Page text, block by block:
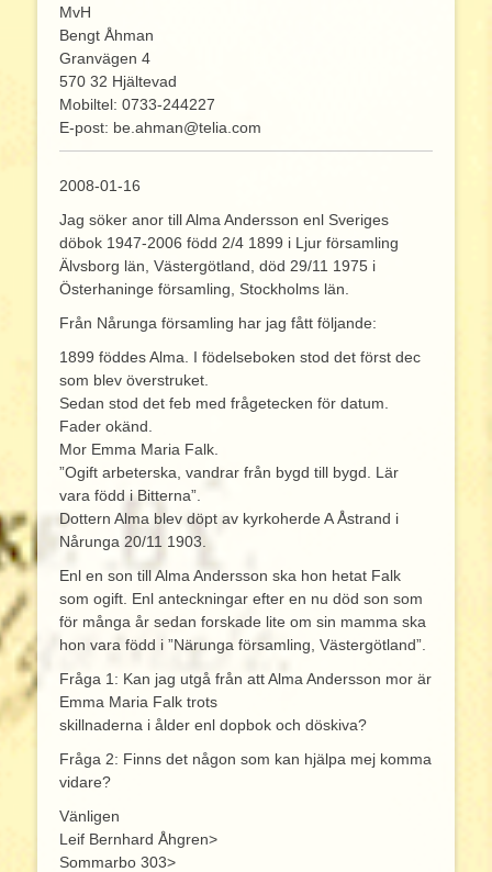
MvH
Bengt Åhman
Granvägen 4
570 32 Hjältevad
Mobiltel: 0733-244227
E-post: be.ahman@telia.com
2008-01-16
Jag söker anor till Alma Andersson enl Sveriges
döbok 1947-2006 född 2/4 1899 i Ljur församling
Älvsborg län, Västergötland, död 29/11 1975 i
Österhaninge församling, Stockholms län.
Från Nårunga församling har jag fått följande:
1899 föddes Alma. I födelseboken stod det först dec
som blev överstruket.
Sedan stod det feb med frågetecken för datum.
Fader okänd.
Mor Emma Maria Falk.
”Ogift arbeterska, vandrar från bygd till bygd. Lär
vara född i Bitterna”.
Dottern Alma blev döpt av kyrkoherde A Åstrand i
Nårunga 20/11 1903.
Enl en son till Alma Andersson ska hon hetat Falk
som ogift. Enl anteckningar efter en nu död son som
för många år sedan forskade lite om sin mamma ska
hon vara född i ”Närunga församling, Västergötland”.
Fråga 1: Kan jag utgå från att Alma Andersson mor är
Emma Maria Falk trots
skillnaderna i ålder enl dopbok och döskiva?
Fråga 2: Finns det någon som kan hjälpa mej komma
vidare?
Vänligen
Leif Bernhard Åhgren>
Sommarbo 303>